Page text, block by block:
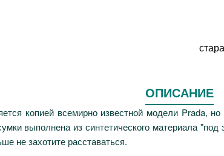
ОПИСАНИЕ
копией всемирно известной модели Prada,
выполнена из синтетического материала
не захотите расставаться.